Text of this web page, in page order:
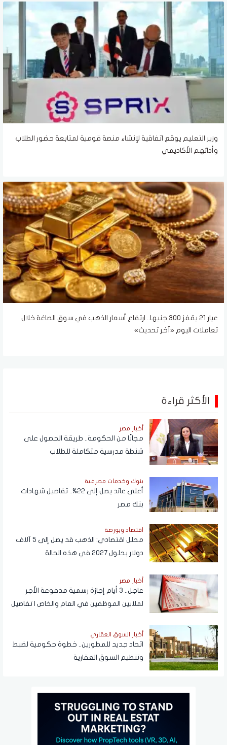
وزير التعليم يوقع اتفاقية لإنشاء منصة قومية لمتابعة حضور الطلاب
وأدائهم الأكاديمي
عيار 21 يقفز 300 جنيها.. ارتفاع أسعار الذهب في سوق الصاغة خلال
تعاملات اليوم «آخر تحديث»
الأكثر قراءة
أخبار مصر
مجانًا من الحكومة.. طريقة الحصول على
شنطة مدرسية متكاملة للطلاب
بنوك وخدمات مصرفية
أعلى عائد يصل إلى 22%.. تفاصيل شهادات
بنك مصر
اقتصاد وبورصة
محلل اقتصادي: الذهب قد يصل إلى 5 آلاف
دولار بحلول 2027 في هذه الحالة
أخبار مصر
عاجل.. 3 أيام إجازة رسمية مدفوعة الأجر
لملايين الموظفين في العام والخاص | تفاصيل
أخبار السوق العقاري
اتحاد جديد للمطورين.. خطوة حكومية لضبط
وتنظيم السوق العقارية